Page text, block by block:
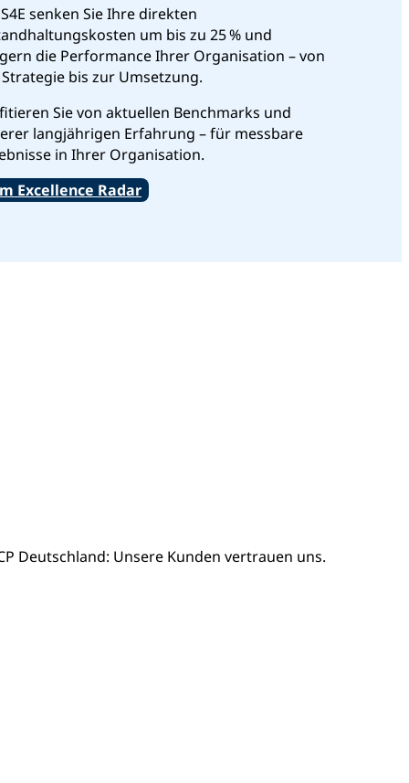
senken Sie Ihre direkten
um bis zu 25 % und
die Performance Ihrer Organisation – von
bis zur Umsetzung.
Sie von aktuellen Benchmarks und
langjährigen Erfahrung – für messbare
in Ihrer Organisation.
Excellence Radar